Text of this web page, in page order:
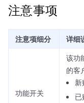
注意事项
注意项细分 详细
功能开关
该功
的客
新